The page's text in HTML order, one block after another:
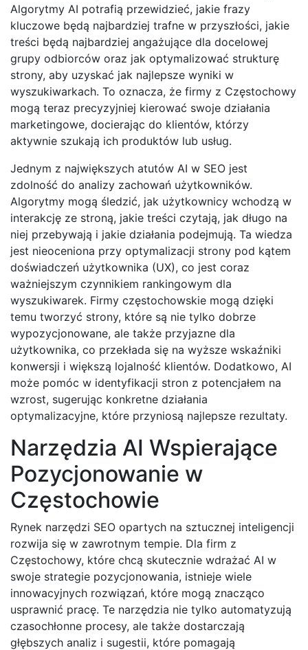
Algorytmy AI potrafią przewidzieć, jakie frazy
kluczowe będą najbardziej trafne w przyszłości, jakie
treści będą najbardziej angażujące dla docelowej
grupy odbiorców oraz jak optymalizować strukturę
strony, aby uzyskać jak najlepsze wyniki w
wyszukiwarkach. To oznacza, że firmy z Częstochowy
mogą teraz precyzyjniej kierować swoje działania
marketingowe, docierając do klientów, którzy
aktywnie szukają ich produktów lub usług.
Jednym z największych atutów AI w SEO jest
zdolność do analizy zachowań użytkowników.
Algorytmy mogą śledzić, jak użytkownicy wchodzą w
interakcję ze stroną, jakie treści czytają, jak długo na
niej przebywają i jakie działania podejmują. Ta wiedza
jest nieoceniona przy optymalizacji strony pod kątem
doświadczeń użytkownika (UX), co jest coraz
ważniejszym czynnikiem rankingowym dla
wyszukiwarek. Firmy częstochowskie mogą dzięki
temu tworzyć strony, które są nie tylko dobrze
wypozycjonowane, ale także przyjazne dla
użytkownika, co przekłada się na wyższe wskaźniki
konwersji i większą lojalność klientów. Dodatkowo, AI
może pomóc w identyfikacji stron z potencjałem na
wzrost, sugerując konkretne działania
optymalizacyjne, które przyniosą najlepsze rezultaty.
Narzędzia AI Wspierające
Pozycjonowanie w
Częstochowie
Rynek narzędzi SEO opartych na sztucznej inteligencji
rozwija się w zawrotnym tempie. Dla firm z
Częstochowy, które chcą skutecznie wdrażać AI w
swoje strategie pozycjonowania, istnieje wiele
innowacyjnych rozwiązań, które mogą znacząco
usprawnić pracę. Te narzędzia nie tylko automatyzują
czasochłonne procesy, ale także dostarczają
głębszych analiz i sugestii, które pomagają